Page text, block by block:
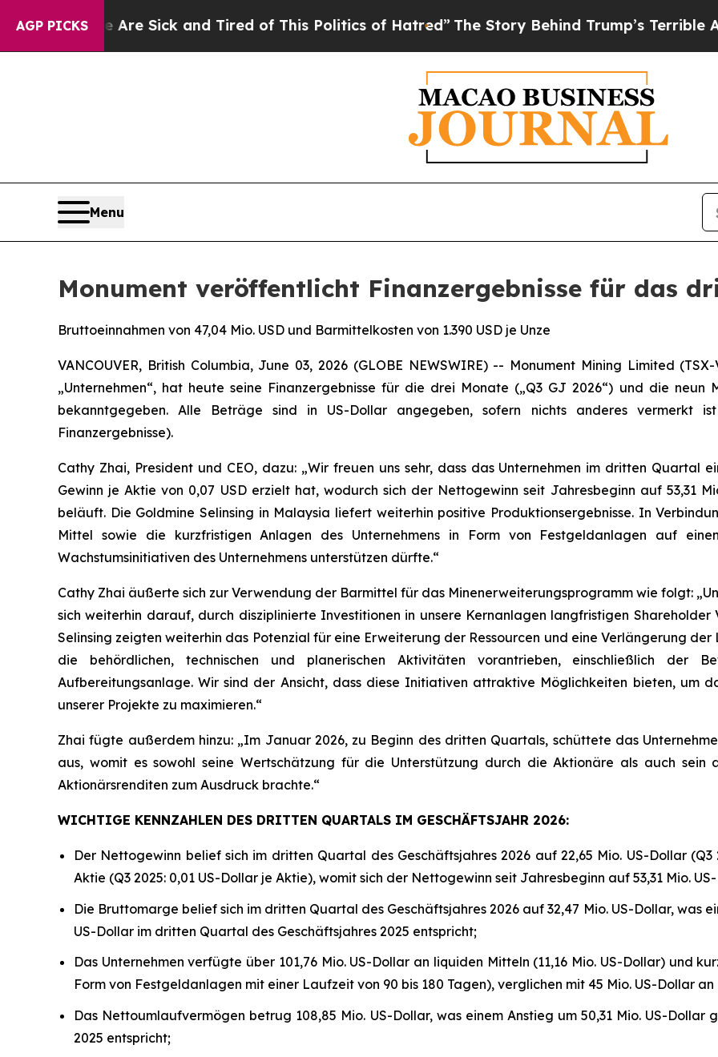
AGP PICKS
Are Sick and Tired of This Politics of Hatred”The Story Behind Trump’s Terrible Approval
Menu
Monument veröffentlicht Finanzergebnisse für das
Bruttoeinnahmen von 47,04 Mio. USD und Barmittelkosten von 1.390 USD je Unze
VANCOUVER, British Columbia, June 03, 2026 (GLOBE NEWSWIRE) -- Monument Mining Limited
„Unternehmen“, hat heute seine Finanzergebnisse für die drei Monate („Q3 GJ 2026“) und die neun
bekanntgegeben. Alle Beträge sind in US-Dollar angegeben, sofern nichts anderes vermerkt
Finanzergebnisse).
Cathy Zhai, President und CEO, dazu: „Wir freuen uns sehr, dass das Unternehmen im dritten Quartal
Gewinn je Aktie von 0,07 USD erzielt hat, wodurch sich der Nettogewinn seit Jahresbeginn auf 53,31
beläuft. Die Goldmine Selinsing in Malaysia liefert weiterhin positive Produktionsergebnisse. In
Mittel sowie die kurzfristigen Anlagen des Unternehmens in Form von Festgeldanlagen auf
Wachstumsinitiativen des Unternehmens unterstützen dürfte.“
Cathy Zhai äußerte sich zur Verwendung der Barmittel für das Minenerweiterungsprogramm wie folgt:
sich weiterhin darauf, durch disziplinierte Investitionen in unsere Kernanlagen langfristigen Shareholder
Selinsing zeigten weiterhin das Potenzial für eine Erweiterung der Ressourcen und eine Verlängerung
die behördlichen, technischen und planerischen Aktivitäten vorantrieben, einschließlich der
Aufbereitungsanlage. Wir sind der Ansicht, dass diese Initiativen attraktive Möglichkeiten bieten, um
unserer Projekte zu maximieren.“
Zhai fügte außerdem hinzu: „Im Januar 2026, zu Beginn des dritten Quartals, schüttete das
aus, womit es sowohl seine Wertschätzung für die Unterstützung durch die Aktionäre als auch sein
Aktionärsrenditen zum Ausdruck brachte.“
WICHTIGE KENNZAHLEN DES DRITTEN QUARTALS IM GESCHÄFTSJAHR 2026:
Der Nettogewinn belief sich im dritten Quartal des Geschäftsjahres 2026 auf 22,65 Mio. US-Dollar (Q3
Aktie (Q3 2025: 0,01 US-Dollar je Aktie), womit sich der Nettogewinn seit Jahresbeginn auf 53,31 Mio.
Die Bruttomarge belief sich im dritten Quartal des Geschäftsjahres 2026 auf 32,47 Mio. US-Dollar, was
US-Dollar im dritten Quartal des Geschäftsjahres 2025 entspricht;
Das Unternehmen verfügte über 101,76 Mio. US-Dollar an liquiden Mitteln (11,16 Mio. US-Dollar) und
Form von Festgeldanlagen mit einer Laufzeit von 90 bis 180 Tagen), verglichen mit 45 Mio. US-Dollar
Das Nettoumlaufvermögen betrug 108,85 Mio. US-Dollar, was einem Anstieg um 50,31 Mio. US-Dollar
2025 entspricht;